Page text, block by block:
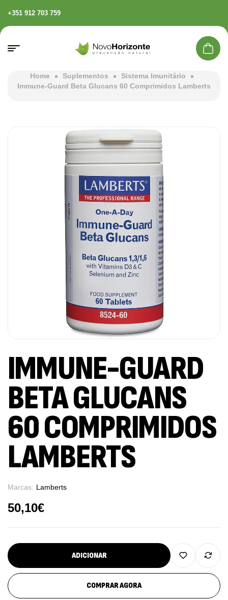
+351 912 703 759
Home Suplementos
Sistema Imunitário
Immune-Guard Beta Glucans 60 Comprimidos Lamberts
IMMUNE-GUARD
BETA GLUCANS
60 COMPRIMIDOS
LAMBERTS
Marcas: Lamberts
50,10€
ADICIONAR
COMPRAR AGORA